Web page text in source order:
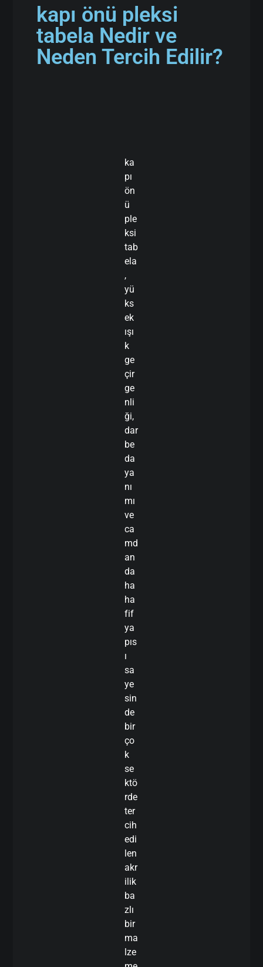
kapı önü pleksi
tabela Nedir ve
Neden Tercih Edilir?
ka
pı
ön
ü
ple
ksi
tab
ela
,
yü
ks
ek
ışı
k
ge
çir
ge
nli
ği,
dar
be
da
ya
nı
mı
ve
ca
md
an
da
ha
ha
fif
ya
pıs
ı
sa
ye
sin
de
bir
ço
k
se
ktö
rde
ter
cih
edi
len
akr
ilik
ba
zlı
bir
ma
lze